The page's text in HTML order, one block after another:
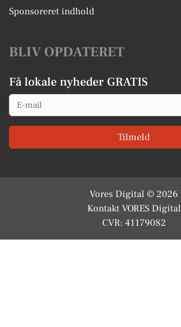
Sponsoreret indhold
BLIV OPDATERET
Få lokale nyheder GRATIS
Email
Tilmeld
Vores Digital © 2026
Kontakt VORES Digital
CVR: 41179082